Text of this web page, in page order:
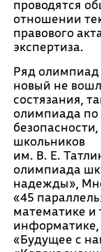
проводятся
отношении
правового
экспертиза.
Ряд олимпиад
новый не
состязания,
олимпиада
школьников
им. В. Е.
олимпиада
надежды»,
«45
математике и
«Будущее с